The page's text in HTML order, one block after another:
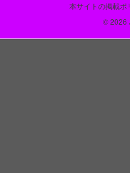
本サイトの掲載ポ
© 2026